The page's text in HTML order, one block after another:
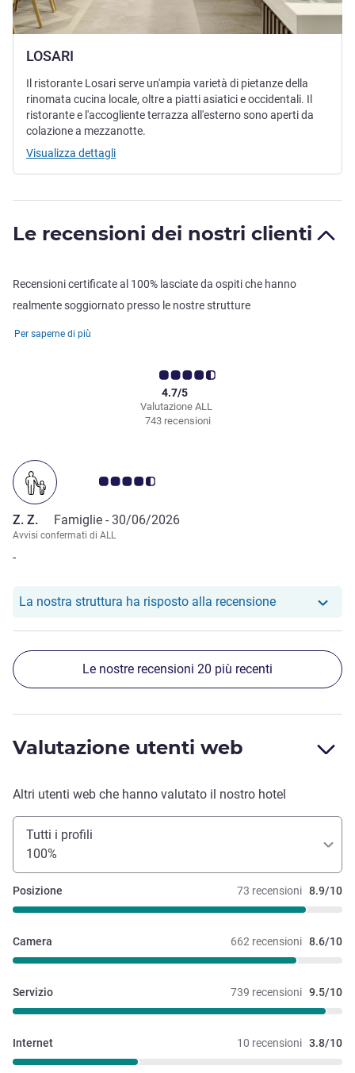
LOSARI
Il ristorante Losari serve un'ampia varietà di pietanze della
rinomata cucina locale, oltre a piatti asiatici e occidentali. Il
ristorante e l'accogliente terrazza all'esterno sono aperti da
colazione a mezzanotte.
Visualizza dettagli
Le recensioni dei nostri clienti
Recensioni certificate al 100% lasciate da ospiti che hanno
realmente soggiornato presso le nostre strutture
Per saperne di più
Valutazione ALL
4.7/5
743 recensioni
Giudizio clienti 4.5/5
Z. Z. Famiglie - 30/06/2026
Avvisi confermati di ALL
-
La nostra struttura ha risposto alla recensioneIl nostro hotel
Le nostre recensioni 20 più recenti
Valutazione utenti web
Altri utenti web che hanno valutato il nostro hotel
Tutti i profili
100%
73 recensioni 8.9/10
Posizione
662 recensioni 8.6/10
Camera
739 recensioni 9.5/10
Servizio
10 recensioni 3.8/10
Internet